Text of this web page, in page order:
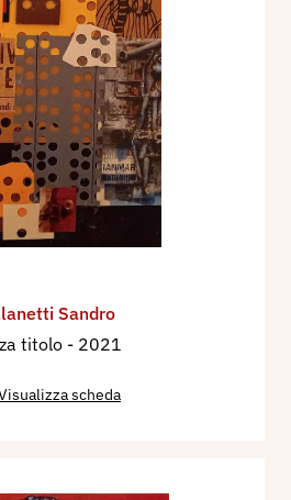
Sandro
titolo - 2021
scheda